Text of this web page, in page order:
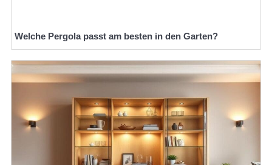
Welche Pergola passt am besten in den Garten?